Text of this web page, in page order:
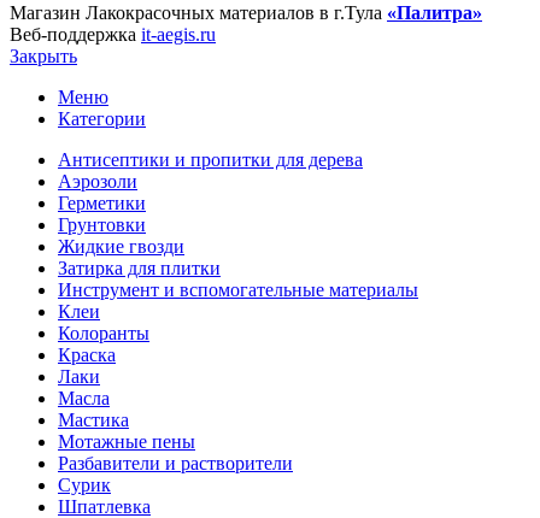
Магазин Лакокрасочных материалов в г.Тула «Палитра»
Веб-поддержка it-aegis.ru
Закрыть
Меню
Категории
Антисептики и пропитки для дерева
Аэрозоли
Герметики
Грунтовки
Жидкие гвозди
Затирка для плитки
Инструмент и вспомогательные материалы
Клеи
Колоранты
Краска
Лаки
Масла
Мастика
Мотажные пены
Разбавители и растворители
Сурик
Шпатлевка